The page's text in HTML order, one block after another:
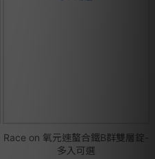
Race on 氧元速螯合鐵B群雙層錠-
多入可選